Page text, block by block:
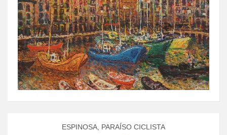
ESPINOSA, PARAÍSO CICLISTA